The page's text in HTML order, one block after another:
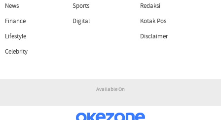
News
Finance
Lifestyle
Celebrity
Sports
Digital
Redaksi
Kotak Pos
Disclaimer
Available On